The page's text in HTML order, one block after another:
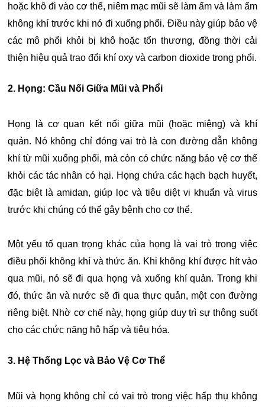
hoặc khô đi vào cơ thể, niêm mạc mũi sẽ làm ấm và làm ẩm
không khí trước khi nó đi xuống phổi. Điều này giúp bảo vệ
các mô phổi khỏi bị khô hoặc tổn thương, đồng thời cải
thiện hiệu quả trao đổi khí oxy và carbon dioxide trong phổi.
2. Họng: Cầu Nối Giữa Mũi và Phổi
Họng là cơ quan kết nối giữa mũi (hoặc miệng) và khí
quản. Nó không chỉ đóng vai trò là con đường dẫn không
khí từ mũi xuống phổi, mà còn có chức năng bảo vệ cơ thể
khỏi các tác nhân có hại. Họng chứa các hạch bạch huyết,
đặc biệt là amidan, giúp lọc và tiêu diệt vi khuẩn và virus
trước khi chúng có thể gây bệnh cho cơ thể.
Một yếu tố quan trọng khác của họng là vai trò trong việc
điều phối không khí và thức ăn. Khi không khí được hít vào
qua mũi, nó sẽ đi qua họng và xuống khí quản. Trong khi
đó, thức ăn và nước sẽ đi qua thực quản, một con đường
riêng biệt. Nhờ cơ chế này, họng giúp duy trì sự thông suốt
cho các chức năng hô hấp và tiêu hóa.
3. Hệ Thống Lọc và Bảo Vệ Cơ Thể
Mũi và họng không chỉ có vai trò trong việc hấp thụ không